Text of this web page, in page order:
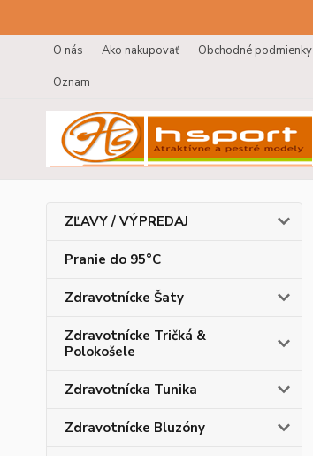
O nás Ako nakupovať Obchodné podmienky
Oznam
ZĽAVY / VÝPREDAJ
Pranie do 95°C
Zdravotnícke Šaty
Zdravotnícke Tričká &
Polokošele
Zdravotnícka Tunika
Zdravotnícke Bluzóny